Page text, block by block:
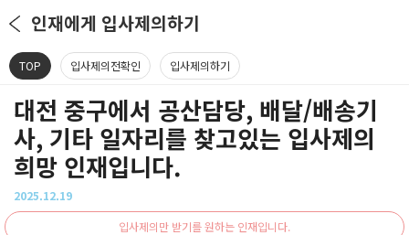
인재에게 입사제의하기
TOP 입사제의전확인 입사제의하기
대전 중구에서 공산담당, 배달/배송기
사, 기타 일자리를 찾고있는 입사제의
희망 인재입니다.
2025.12.19
입사제의만 받기를 원하는 인재입니다.